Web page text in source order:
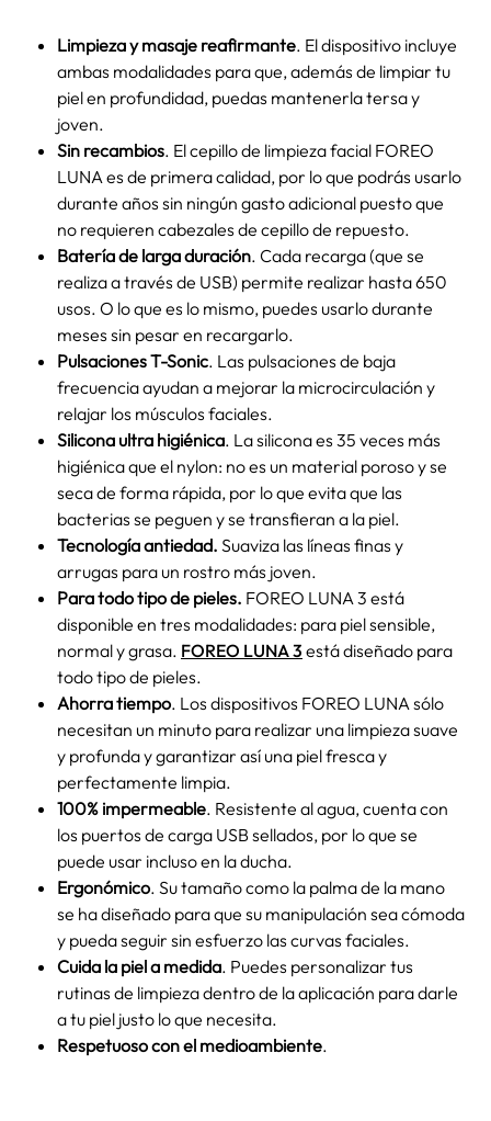
Limpieza y masaje reafirmante. El dispositivo incluye
ambas modalidades para que, además de limpiar tu
piel en profundidad, puedas mantenerla tersa y
joven.
Sin recambios. El cepillo de limpieza facial FOREO
LUNAes de primera calidad, por lo que podrás usarlo
durante años sin ningún gasto adicional puesto que
no requieren cabezales de cepillo de repuesto.
Batería de larga duración. Cada recarga (que se
realiza a través de USB) permite realizar hasta 650
usos. O lo que es lo mismo, puedes usarlo durante
meses sin pesar en recargarlo.
Pulsaciones T-Sonic. Las pulsaciones de baja
frecuencia ayudan a mejorar la microcirculación y
relajar los músculos faciales.
Silicona ultra higiénica. La silicona es 35 veces más
higiénica que el nylon: no es un material poroso y se
seca de forma rápida, por lo que evita que las
bacterias se peguen y se transfieran a la piel.
Tecnología antiedad. Suaviza las líneas finas y
arrugas para un rostro más joven.
Para todo tipo de pieles. FOREO LUNA 3 está
disponible en tres modalidades: para piel sensible,
normal y grasa. FOREO LUNA 3 está diseñado para
todo tipo de pieles.
Ahorra tiempo. Los dispositivos FOREO LUNAsólo
necesitan un minuto para realizar una limpieza suave
y profunda y garantizar así una piel fresca y
perfectamente limpia.
100% impermeable. Resistente al agua, cuenta con
los puertos de carga USB sellados, por lo que se
puede usar incluso en la ducha.
Ergonómico. Su tamaño como la palma de la mano
se ha diseñado para que su manipulación sea cómoda
y pueda seguir sin esfuerzo las curvas faciales.
Cuida la piel a medida. Puedes personalizar tus
rutinas de limpieza dentro de la aplicación para darle
a tu piel justo lo que necesita.
Respetuoso con el medioambiente.